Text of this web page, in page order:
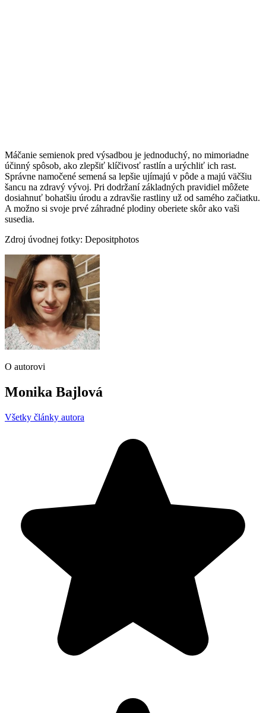
Máčanie semienok pred výsadbou je jednoduchý, no mimoriadne
účinný spôsob, ako zlepšiť klíčivosť rastlín a urýchliť ich rast.
Správne namočené semená sa lepšie ujímajú v pôde a majú väčšiu
šancu na zdravý vývoj. Pri dodržaní základných pravidiel môžete
dosiahnuť bohatšiu úrodu a zdravšie rastliny už od samého začiatku.
A možno si svoje prvé záhradné plodiny oberiete skôr ako vaši
susedia.
Zdroj úvodnej fotky: Depositphotos
O autorovi
Monika Bajlová
Všetky články autora